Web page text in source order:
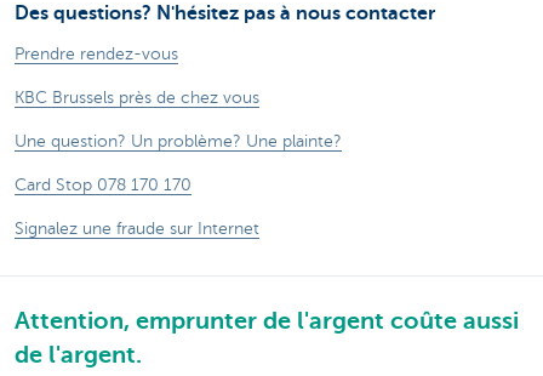
Des questions? N'hésitez pas à nous contacter
Prendre rendez-vous
KBC Brussels près de chez vous
Une question? Un problème? Une plainte?
Card Stop 078 170 170
Signalez une fraude sur Internet
Attention, emprunter de l'argent coûte aussi
de l'argent.